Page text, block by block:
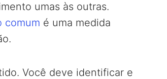
umas às outras.
comum é uma medida
Você deve identificar e